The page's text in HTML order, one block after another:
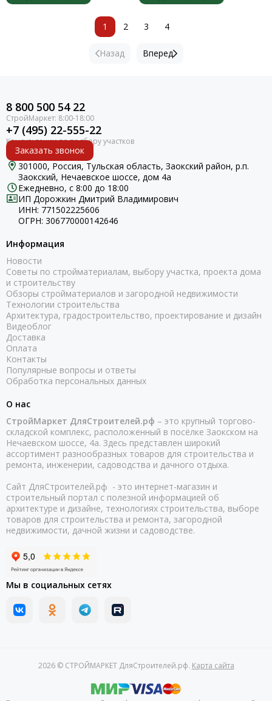
Назад
1 2 3 4
Вперед
8 800 500 54 22
+7 (495) 22-555-22
Заказать звонок
301000, Россия, Тульская область, Заокский район, р.п.
Заокский, Нечаевское шоссе, дом 4а
Ежедневно, с 8:00 до 18:00
ИП Дорожкин Дмитрий Владимирович
ИНН: 771502225606
ОГРН: 306770000142646
Информация
Новости
Советы по стройматериалам, выбору участка, проекта дома
и строительству
Обзоры стройматериалов и загородной недвижимости
Технологии строительства
Архитектура, градостроительство, проектирование и дизайн
Видеоблог
Доставка
Оплата
Контакты
Популярные вопросы и ответы
Обработка персональных данных
О нас
СтройМаркет ДляСтроителей.рф – это крупный торгово-
складской комплекс, расположенный в посёлке Заокском на
Нечаевском шоссе, 4а. Здесь представлен широкий
ассортимент разнообразных товаров для строительства и
ремонта, инженерии, садоводства и дачного отдыха.
Сайт ДляСтроителей.рф - это интернет-магазин и
строительный портал с полезной информацией об
архитектуре и дизайне, технологиях строительства, выборе
товаров для строительства и ремонта, загородной
недвижимости, дачной жизни и садоводстве.
Мы в социальных сетях
2026 © СТРОЙМАРКЕТ ДляСтроителей.рф. Карта сайта